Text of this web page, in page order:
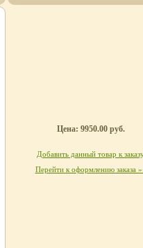
Цена: 9950.00 руб.
Добавить данный товар к
Перейти к оформлению заказа